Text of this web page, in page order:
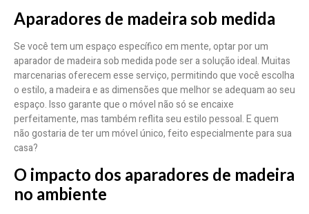
Aparadores de madeira sob medida
Se você tem um espaço específico em mente, optar por um
aparador de madeira sob medida pode ser a solução ideal. Muitas
marcenarias oferecem esse serviço, permitindo que você escolha
o estilo, a madeira e as dimensões que melhor se adequam ao seu
espaço. Isso garante que o móvel não só se encaixe
perfeitamente, mas também reflita seu estilo pessoal. E quem
não gostaria de ter um móvel único, feito especialmente para sua
casa?
O impacto dos aparadores de madeira
no ambiente